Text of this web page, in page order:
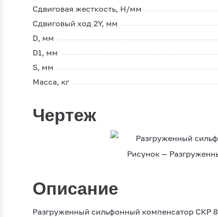
Сдвиговая жесткость, Н/мм
Сдвиговый ход 2Y, мм
D, мм
D1, мм
S, мм
Масса, кг
Чертеж
Рисунок —
Описание
Разгруженный сильфонный компенсатор СКР